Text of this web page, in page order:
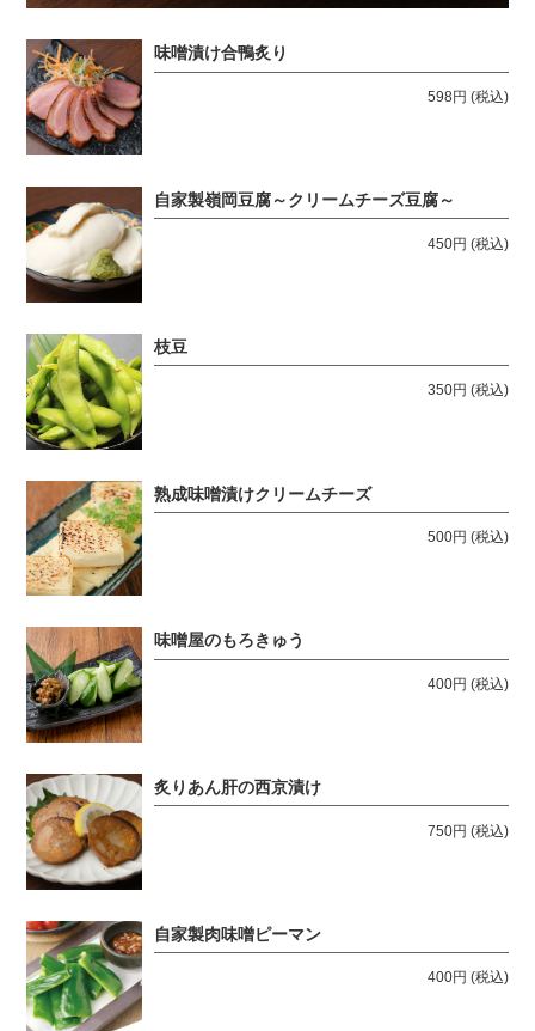
味噌漬け合鴨炙り
598円 (税込)
自家製嶺岡豆腐～クリームチーズ豆腐～
450円 (税込)
枝豆
350円 (税込)
熟成味噌漬けクリームチーズ
500円 (税込)
味噌屋のもろきゅう
400円 (税込)
炙りあん肝の西京漬け
750円 (税込)
自家製肉味噌ピーマン
400円 (税込)